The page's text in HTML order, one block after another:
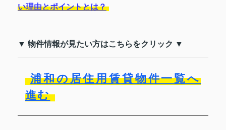
い理由とポイントとは？
▼ 物件情報が見たい方はこちらをクリック ▼
浦和の居住用賃貸物件一覧へ
進む